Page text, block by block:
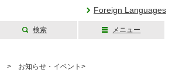
Foreign Languages
検索 メニュー
> お知らせ・イベント>